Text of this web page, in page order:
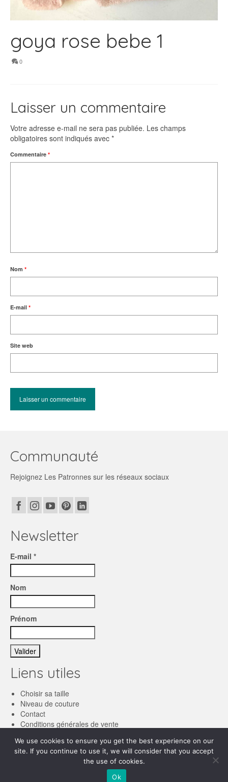
goya rose bebe 1
0
Laisser un commentaire
Votre adresse e-mail ne sera pas publiée. Les champs
obligatoires sont indiqués avec *
Commentaire *
Nom *
E-mail *
Site web
Communauté
Rejoignez Les Patronnes sur les réseaux sociaux
Newsletter
E-mail *
Nom
Prénom
Liens utiles
Choisir sa taille
Niveau de couture
Contact
Conditions générales de vente
We use cookies to ensure you get the best experience on our
site. If you continue to use it, we will consider that you accept
the use of cookies.
Ok